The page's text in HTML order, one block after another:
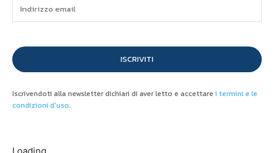
ISCRIVITI
Iscrivendoti alla newsletter dichiari di aver letto e accettare i termini e le
condizioni d'uso.
Loading...